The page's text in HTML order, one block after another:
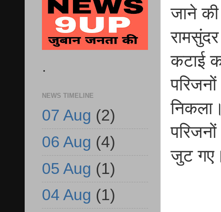
जाने
कटाई
जुट
.
NEWS TIMELINE
07 Aug (2)
06 Aug (4)
05 Aug (1)
04 Aug (1)